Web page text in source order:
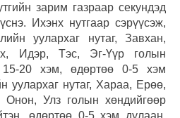
зарим газраар секундэд
Ихэнх нутгаар сэрүүсэж,
уулархаг нутаг, Завхан,
Идэр, Тэс, Эг-Үүр голын
15-20 хэм, өдөртөө 0-5 хэм
уулархаг нутаг, Хараа, Ерөө,
Онон, Улз голын хөндийгөөр
өдөртөө 0-5 хэм дулаан,